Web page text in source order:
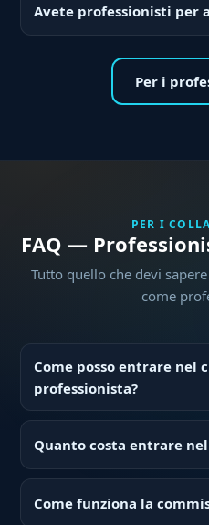
Avete professionisti per
Per i
PER I
FAQ —
Tutto quello che devi
come
Come posso entrare nel
professionista?
Quanto costa entrare
Come funziona la